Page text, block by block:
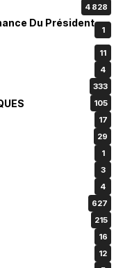
4 828
Du Président
1
11
4
333
105
17
29
1
3
4
627
215
16
12